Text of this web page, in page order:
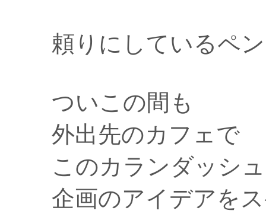
頼りにしているペ
ついこの間も
外出先のカフェで
このカランダッシ
企画のアイデアを